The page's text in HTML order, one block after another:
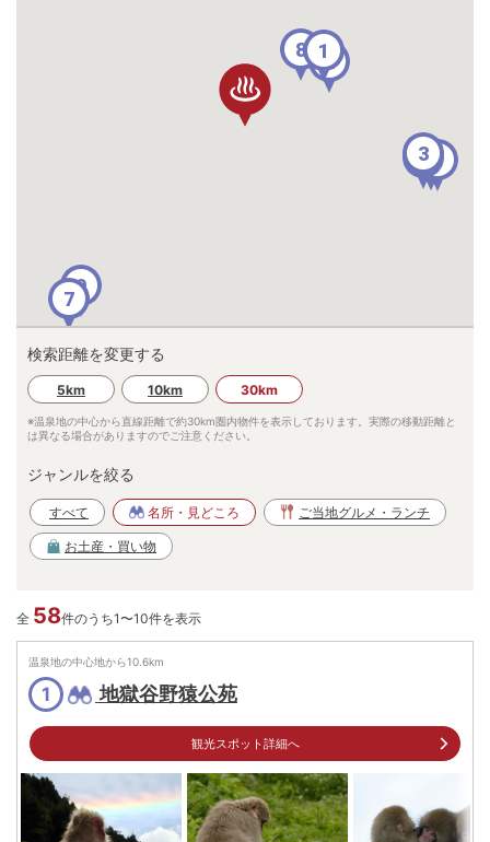
12
3
45
6
7
8
9
10
検索距離を変更する
5km 10km 30km
※温泉地の中心から直線距離で約30km圏内物件を表示しております。実際の移動距離と
は異なる場合がありますのでご注意ください。
ジャンルを絞る
すべて 名所・見どころ ご当地グルメ・ランチ
お土産・買い物
全 58件のうち1〜10件を表示
温泉地の中心地から10.6km
1 地獄谷野猿公苑
観光スポット詳細へ